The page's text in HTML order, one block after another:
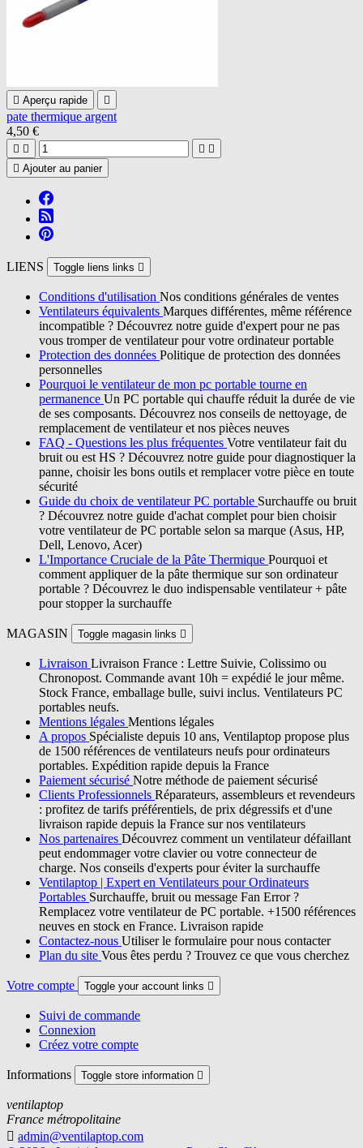
 Aperçu rapide 
pate thermique argent
4,50 €
   
 Ajouter au panier
LIENS Toggle liens links 
Conditions d'utilisation Nos conditions générales de ventes
Ventilateurs équivalents Marques différentes, même référence
incompatible ? Découvrez notre guide d'expert pour ne pas
vous tromper de ventilateur pour votre ordinateur portable
Protection des données Politique de protection des données
personnelles
Pourquoi le ventilateur de mon pc portable tourne en
permanence Un PC portable qui chauffe réduit la durée de vie
de ses composants. Découvrez nos conseils de nettoyage, de
remplacement de ventilateur et nos pièces neuves
FAQ - Questions les plus fréquentes Votre ventilateur fait du
bruit ou est HS ? Découvrez notre guide pour diagnostiquer la
panne, choisir les bons outils et remplacer votre pièce en toute
sécurité
Guide du choix de ventilateur PC portable Surchauffe ou bruit
? Découvrez notre guide d'achat complet pour bien choisir
votre ventilateur de PC portable selon sa marque (Asus, HP,
Dell, Lenovo, Acer)
L'Importance Cruciale de la Pâte Thermique Pourquoi et
comment appliquer de la pâte thermique sur son ordinateur
portable ? Découvrez le duo indispensable ventilateur + pâte
pour stopper la surchauffe
MAGASIN Toggle magasin links 
Livraison Livraison France : Lettre Suivie, Colissimo ou
Chronopost. Commande avant 10h = expédié le jour même.
Stock France, emballage bulle, suivi inclus. Ventilateurs PC
portables neufs.
Mentions légales Mentions légales
A propos Spécialiste depuis 10 ans, Ventilaptop propose plus
de 1500 références de ventilateurs neufs pour ordinateurs
portables. Expédition rapide depuis la France
Paiement sécurisé Notre méthode de paiement sécurisé
Clients Professionnels Réparateurs, assembleurs et revendeurs
: profitez de tarifs préférentiels, de prix dégressifs et d'une
livraison rapide depuis la France sur nos ventilateurs
Nos partenaires Découvrez comment un ventilateur défaillant
peut endommager votre clavier ou votre connecteur de
charge. Nos conseils d'experts pour éviter la surchauffe
Ventilaptop | Expert en Ventilateurs pour Ordinateurs
Portables Surchauffe, bruit ou message Fan Error ?
Remplacez votre ventilateur de PC portable. +1500 références
neuves en stock en France. Livraison rapide
Contactez-nous Utiliser le formulaire pour nous contacter
Plan du site Vous êtes perdu ? Trouvez ce que vous cherchez
Votre compte Toggle your account links 
Suivi de commande
Connexion
Créez votre compte
Informations Toggle store information 
ventilaptop
France métropolitaine
 admin@ventilaptop.com